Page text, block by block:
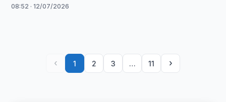
08:52 · 12/07/2026
‹ 1 2 3 … 11 ›